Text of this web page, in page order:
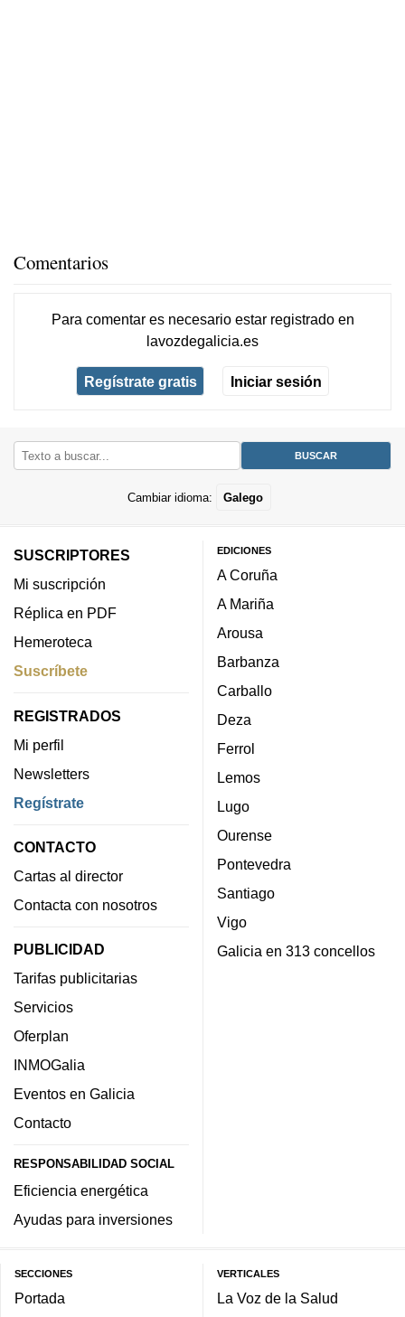
Comentarios
Para comentar es necesario estar registradoen
lavozdegalicia.es
Regístrate gratis Iniciar sesión
Cambiar idioma: Galego
SUSCRIPTORES
Mi suscripción
Réplica en PDF
Hemeroteca
Suscríbete
REGISTRADOS
Mi perfil
Newsletters
Regístrate
CONTACTO
Cartas al director
Contacta con nosotros
PUBLICIDAD
Tarifas publicitarias
Servicios
Oferplan
INMOGalia
Eventos en Galicia
Contacto
RESPONSABILIDAD SOCIAL
Eficiencia energética
Ayudas para inversiones
EDICIONES
A Coruña
A Mariña
Arousa
Barbanza
Carballo
Deza
Ferrol
Lemos
Lugo
Ourense
Pontevedra
Santiago
Vigo
Galicia en 313 concellos
SECCIONES
Portada
VERTICALES
La Voz de la Salud